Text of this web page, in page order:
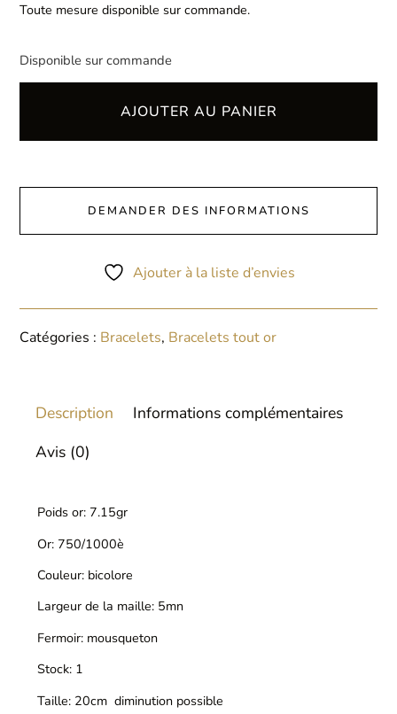
Toute mesure disponible sur commande.
Disponible sur commande
AJOUTER AU PANIER
DEMANDER DES INFORMATIONS
Ajouter à la liste d’envies
Catégories : Bracelets, Bracelets tout or
Description
Informations complémentaires
Avis (0)
Poids or: 7.15gr
Or: 750/1000è
Couleur: bicolore
Largeur de la maille: 5mn
Fermoir: mousqueton
Stock: 1
Taille: 20cm diminution possible